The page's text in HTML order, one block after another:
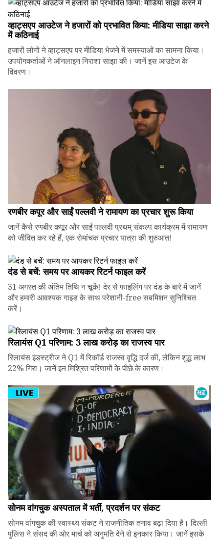
व्हाट्सएप आउटेज ने हजारों को प्रभावित किया: मीडिया साझा करने
में कठिनाई
हजारों लोगों ने व्हाट्सएप पर मीडिया भेजने में समस्याओं का सामना किया।
उपयोगकर्ताओं ने ऑनलाइन निराशा साझा की। जानें इस आउटेज के
विवरण।
रणबीर कपूर और साईं पल्लवी ने रामायण का प्रचार शुरू किया
जानें कैसे रणबीर कपूर और साईं पल्लवी प्रथम् संकल्प कार्यक्रम में रामायण
को जीवित कर रहे हैं, एक रोमांचक प्रचार यात्रा की शुरुआत!
दंड से बचें: समय पर आयकर रिटर्न फाइल करें
31 अगस्त की अंतिम तिथि न चूकें! देर से फाइलिंग पर दंड के बारे में जानें
और हमारी आवश्यक गाइड के साथ परेशानी-free सबमिशन सुनिश्चित
करें।
रिलायंस Q1 परिणाम: ₹3 लाख करोड़ का राजस्व पार
रिलायंस इंडस्ट्रीज ने Q1 में रिकॉर्ड राजस्व वृद्धि दर्ज की, लेकिन शुद्ध लाभ
22% गिरा। जानें इन मिश्रित परिणामों के पीछे के कारण।
सोनम वांगचुक अस्पताल में भर्ती, प्रदर्शन पर संकट
सोनम वांगचुक की स्वास्थ्य संकट ने राजनीतिक तनाव बढ़ा दिया है। दिल्ली
पुलिस ने संसद की ओर मार्च को अनुमति देने से इनकार किया। जानें इसके